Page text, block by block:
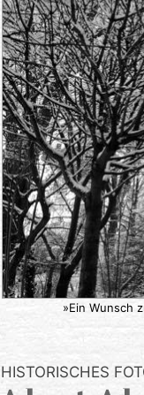
»Ein Wunsch
HISTORISCHES